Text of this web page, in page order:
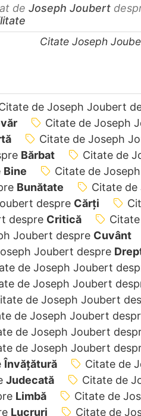
de Joseph Joubert
Citate Joseph
de Joseph Joubert
Citate de Joseph
Citate de Joseph
Bărbat
Citate de
Bine
Citate de
Bunătate
Citate de
despre Cărți
despre Critică
Joubert despre Cuvânt
Joubert despre
de Joseph Joubert
de Joseph Joubert
de Joseph Joubert
de Joseph Joubert
de Joseph Joubert
de Joseph Joubert
Învățătură
Citate de
Judecată
Citate de
Limbă
Citate de
Lucruri
Citate de